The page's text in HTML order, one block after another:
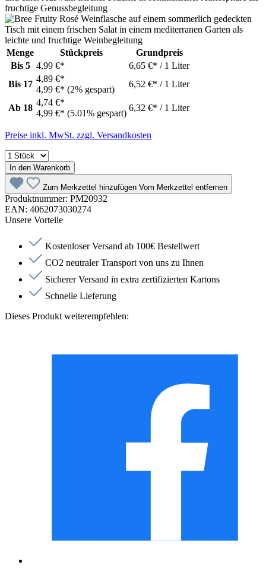
Menge Stückpreis
Grundpreis
Bis 5 4,99 €*
6,65 €* / 1 Liter
Bis 17
4,89 €*
4,99 €* (2% gespart)
6,52 €* / 1 Liter
Ab 18
4,74 €*
4,99 €* (5.01% gespart)
6,32 €* / 1 Liter
Preise inkl. MwSt. zzgl. Versandkosten
In den Warenkorb
Zum Merkzettel hinzufügen Vom Merkzettel entfernen
Produktnummer: PM20932
EAN: 4062073030274
Unsere Vorteile
Kostenloser Versand ab 100€ Bestellwert
CO2 neutraler Transport von uns zu Ihnen
Sicherer Versand in extra zertifizierten Kartons
Schnelle Lieferung
Dieses Produkt weiterempfehlen: